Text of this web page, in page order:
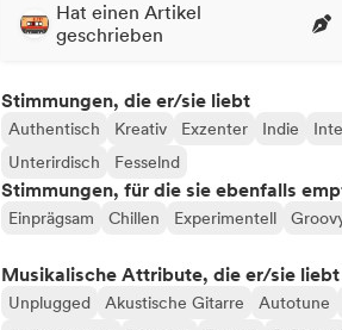
Hat einen Artikel
geschrieben
Stimmungen, die er/sie liebt
Authentisch Kreativ Exzenter Indie
Unterirdisch
Fesselnd
Stimmungen, für die sie ebenfalls
Einprägsam Chillen Experimentell
Musikalische Attribute, die er/sie liebt
Unplugged Akustische Gitarre Autotune